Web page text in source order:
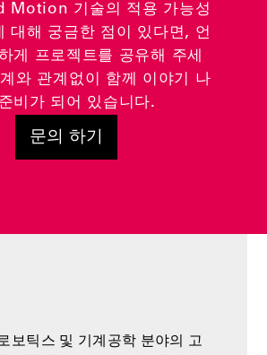
Motion 기술의 적용 가능성
대해 궁금한 점이 있다면, 언
게 프로젝트를 공유해 주세
와 관계없이 함께 이야기 나
비가 되어 있습니다.
문의 하기
보틱스 및 기계공학 분야의 고